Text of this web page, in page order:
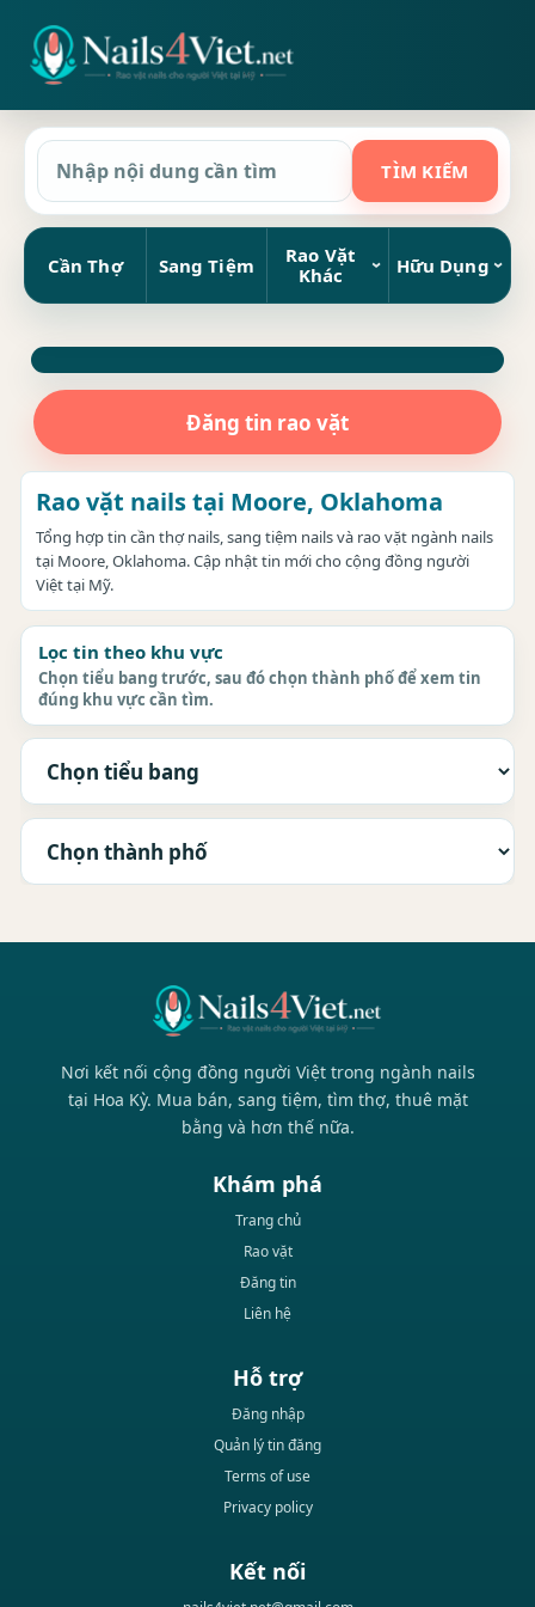
Cần Thợ Sang Tiệm
Rao Vặt
Khác
Hữu Dụng
Đăng tin rao vặt
Rao vặt nails tại Moore, Oklahoma
Tổng hợp tin cần thợ nails, sang tiệm nails và rao vặt ngành nails
tại Moore, Oklahoma. Cập nhật tin mới cho cộng đồng người
Việt tại Mỹ.
Lọc tin theo khu vực
Chọn tiểu bang trước, sau đó chọn thành phố để xem tin
đúng khu vực cần tìm.
Nơi kết nối cộng đồng người Việt trong ngành nails
tại Hoa Kỳ. Mua bán, sang tiệm, tìm thợ, thuê mặt
bằng và hơn thế nữa.
Khám phá
Trang chủ
Rao vặt
Đăng tin
Liên hệ
Hỗ trợ
Đăng nhập
Quản lý tin đăng
Terms of use
Privacy policy
Kết nối